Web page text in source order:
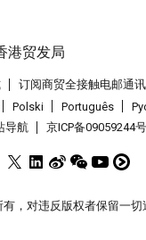
订阅商贸全接触电邮通讯
Polski Português
导航 京ICP备09059244号
，对违反版权者保留一切